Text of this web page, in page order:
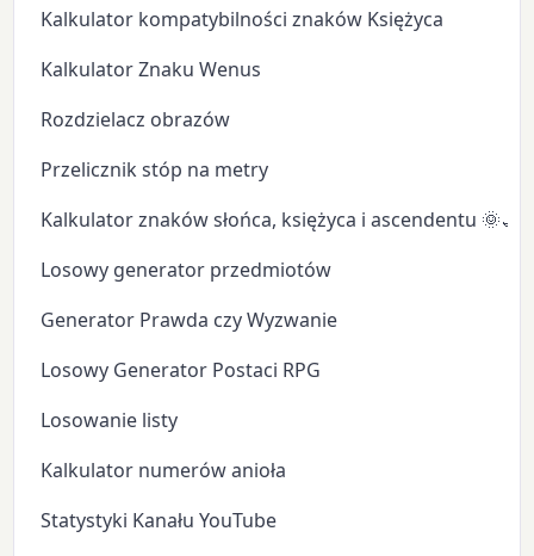
Kalkulator kompatybilności znaków Księżyca
Kalkulator Znaku Wenus
Rozdzielacz obrazów
Przelicznik stóp na metry
Kalkulator znaków słońca, księżyca i ascendentu
Losowy generator przedmiotów
Generator Prawda czy Wyzwanie
Losowy Generator Postaci RPG
Losowanie listy
Kalkulator numerów anioła
Statystyki Kanału YouTube